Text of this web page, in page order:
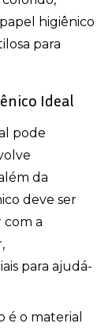
higiênico
para
Ideal
pode
da
deve ser
com a
para ajudá-
é o material